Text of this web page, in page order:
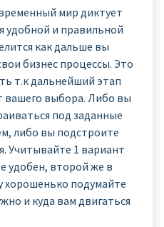
мир диктует
удобной и правильной
как дальше вы
бизнес процессы. Это
т.к дальнейший этап
вашего выбора. Либо вы
под заданные
либо вы подстроите
Учитывайте 1 вариант
удобен, второй же в
хорошенько подумайте
и куда вам двигаться